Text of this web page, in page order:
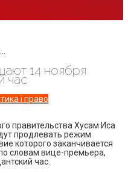
14 ноября
час
і право
правительства Хусам Иса
продлевать режим
которого заканчивается
словам вице-премьера,
час.